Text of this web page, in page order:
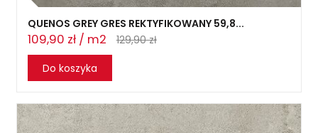
QUENOS GREY GRES REKTYFIKOWANY 59,8...
109,90 zł / m2
129,90 zł
Do koszyka